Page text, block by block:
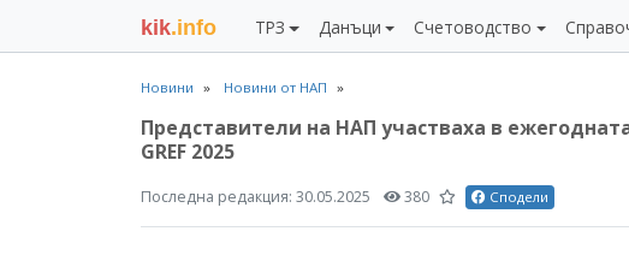
kik.info ТРЗ Данъци Счетоводство
Новини Новини от НАП
Представители на НАП участваха в
GREF 2025
Последна редакция: 30.05.2025 380 Сподели